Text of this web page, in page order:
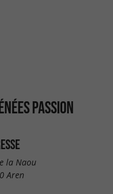
PASSION
la Naou
Aren